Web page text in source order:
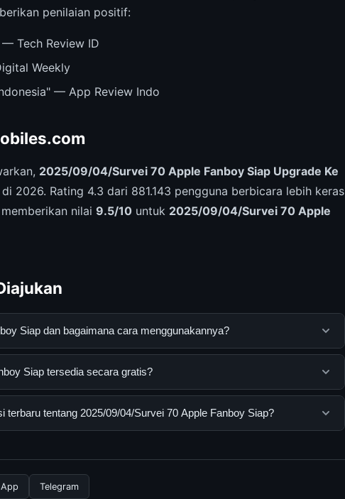
penilaian positif:
Tech Review ID
Weekly
— App Review Indo
2025/09/04/Survei 70 Apple Fanboy Siap Upgrade Ke
2026. Rating 4.3 dari 881.143 pengguna berbicara lebih keras
nilai 9.5/10 untuk 2025/09/04/Survei 70 Apple
Siap dan bagaimana cara menggunakannya?
adalah layanan digital yang dirancang untuk membantu pengguna
Siap tersedia secara gratis?
Siap dapat diakses secara gratis oleh semua pengguna. Tidak ada
terbaru tentang 2025/09/04/Survei 70 Apple Fanboy Siap?
Telegram